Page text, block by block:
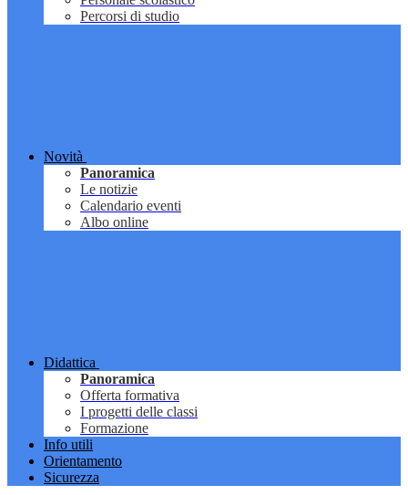
Percorsi di studio
Novità
Panoramica
Le notizie
Calendario eventi
Albo online
Didattica
Panoramica
Offerta formativa
I progetti delle classi
Formazione
Info utili
Orientamento
Sicurezza